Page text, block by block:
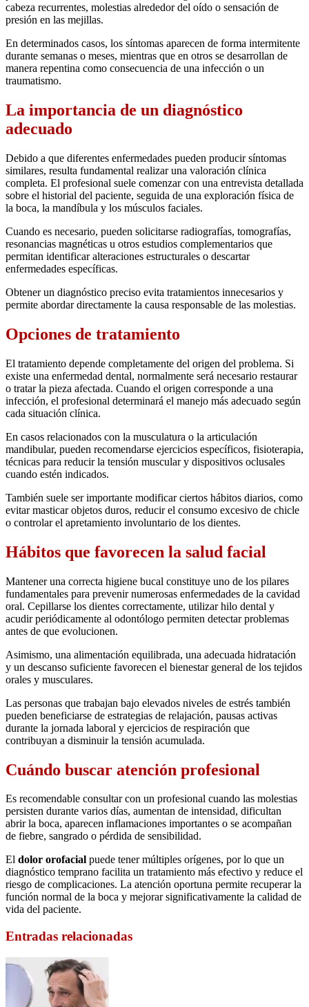
cabeza recurrentes, molestias alrededor del oído o sensación de
presión en las mejillas.
En determinados casos, los síntomas aparecen de forma intermitente
durante semanas o meses, mientras que en otros se desarrollan de
manera repentina como consecuencia de una infección o un
traumatismo.
La importancia de un diagnóstico
adecuado
Debido a que diferentes enfermedades pueden producir síntomas
similares, resulta fundamental realizar una valoración clínica
completa. El profesional suele comenzar con una entrevista detallada
sobre el historial del paciente, seguida de una exploración física de
la boca, la mandíbula y los músculos faciales.
Cuando es necesario, pueden solicitarse radiografías, tomografías,
resonancias magnéticas u otros estudios complementarios que
permitan identificar alteraciones estructurales o descartar
enfermedades específicas.
Obtener un diagnóstico preciso evita tratamientos innecesarios y
permite abordar directamente la causa responsable de las molestias.
Opciones de tratamiento
El tratamiento depende completamente del origen del problema. Si
existe una enfermedad dental, normalmente será necesario restaurar
o tratar la pieza afectada. Cuando el origen corresponde a una
infección, el profesional determinará el manejo más adecuado según
cada situación clínica.
En casos relacionados con la musculatura o la articulación
mandibular, pueden recomendarse ejercicios específicos, fisioterapia,
técnicas para reducir la tensión muscular y dispositivos oclusales
cuando estén indicados.
También suele ser importante modificar ciertos hábitos diarios, como
evitar masticar objetos duros, reducir el consumo excesivo de chicle
o controlar el apretamiento involuntario de los dientes.
Hábitos que favorecen la salud facial
Mantener una correcta higiene bucal constituye uno de los pilares
fundamentales para prevenir numerosas enfermedades de la cavidad
oral. Cepillarse los dientes correctamente, utilizar hilo dental y
acudir periódicamente al odontólogo permiten detectar problemas
antes de que evolucionen.
Asimismo, una alimentación equilibrada, una adecuada hidratación
y un descanso suficiente favorecen el bienestar general de los tejidos
orales y musculares.
Las personas que trabajan bajo elevados niveles de estrés también
pueden beneficiarse de estrategias de relajación, pausas activas
durante la jornada laboral y ejercicios de respiración que
contribuyan a disminuir la tensión acumulada.
Cuándo buscar atención profesional
Es recomendable consultar con un profesional cuando las molestias
persisten durante varios días, aumentan de intensidad, dificultan
abrir la boca, aparecen inflamaciones importantes o se acompañan
de fiebre, sangrado o pérdida de sensibilidad.
El dolor orofacial puede tener múltiples orígenes, por lo que un
diagnóstico temprano facilita un tratamiento más efectivo y reduce el
riesgo de complicaciones. La atención oportuna permite recuperar la
función normal de la boca y mejorar significativamente la calidad de
vida del paciente.
Entradas relacionadas